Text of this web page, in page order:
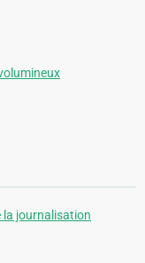
journalisation